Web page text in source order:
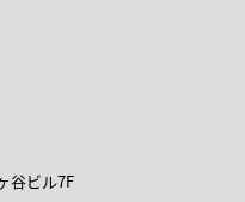
谷ビル7F